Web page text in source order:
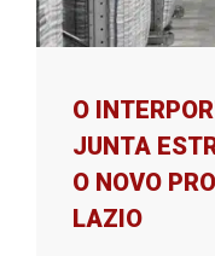
O
JUNTA
O NOVO
LAZIO